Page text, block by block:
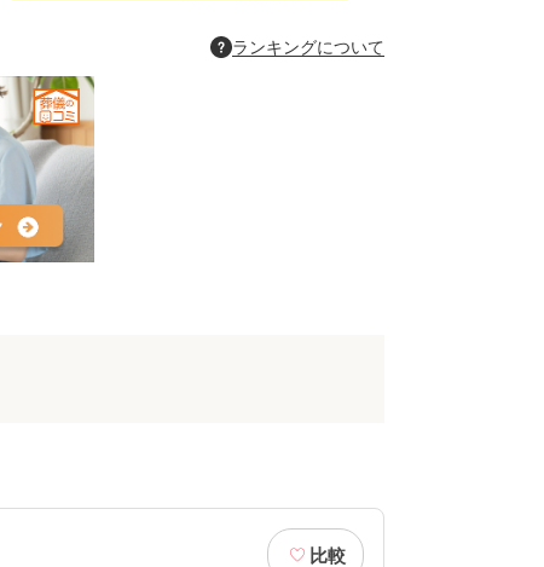
ランキングについて
比較